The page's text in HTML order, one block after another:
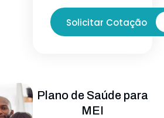
Solicitar Cotação
Plano de Saúde para
MEI